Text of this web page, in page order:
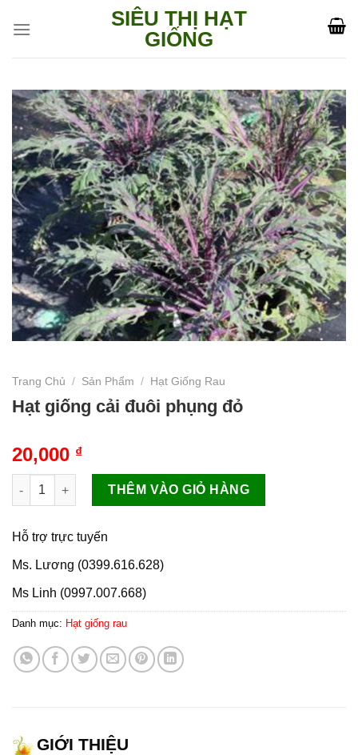
SIÊU THỊ HẠT
GIỐNG
Trang Chủ / Sản Phẩm / Hạt Giống Rau
Hạt giống cải đuôi phụng đỏ
20,000 ₫
Hạt giống cải đuôi phụng đỏ số lượng
THÊM VÀO GIỎ HÀNG
Hỗ trợ trực tuyến
Ms. Lương (0399.616.628)
Ms Linh (0997.007.668)
Danh mục: Hạt giống rau
GIỚI THIỆU